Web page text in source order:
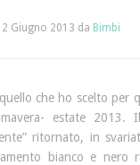
2 Giugno 2013 da Bimbi
che ho scelto per
estate 2013.
ritornato, in
bianco e nero